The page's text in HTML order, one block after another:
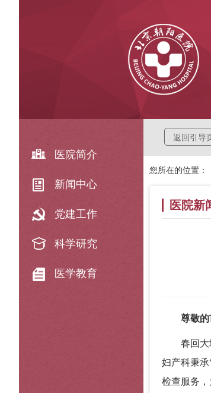
医院简介
新闻中心
党建工作
科学研究
医学教育
返回引导
您所在的位置：
医院新
尊敬的市
春回大地
妇产科秉
检查服务，